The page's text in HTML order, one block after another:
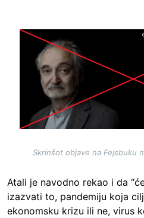
Image
Skrinšot objave na Fejsbuku
Atali je navodno rekao i da
izazvati to, pandemiju koja
ekonomsku krizu ili ne, virus